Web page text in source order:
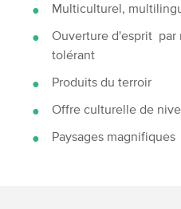
Multiculturel,
Ouverture d'esprit par
tolérant
Produits du terroir
Offre culturelle de
Paysages magnifiques